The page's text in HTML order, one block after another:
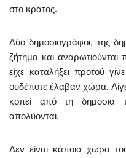
στο κράτος.
Δύο δημοσιογράφοι, της
ζήτημα και
είχε καταλήξει προτού
ουδέποτε έλαβαν χώρα.
κοπεί από τη δημόσια
απολύονται.
Δεν είναι κάποια χώρα